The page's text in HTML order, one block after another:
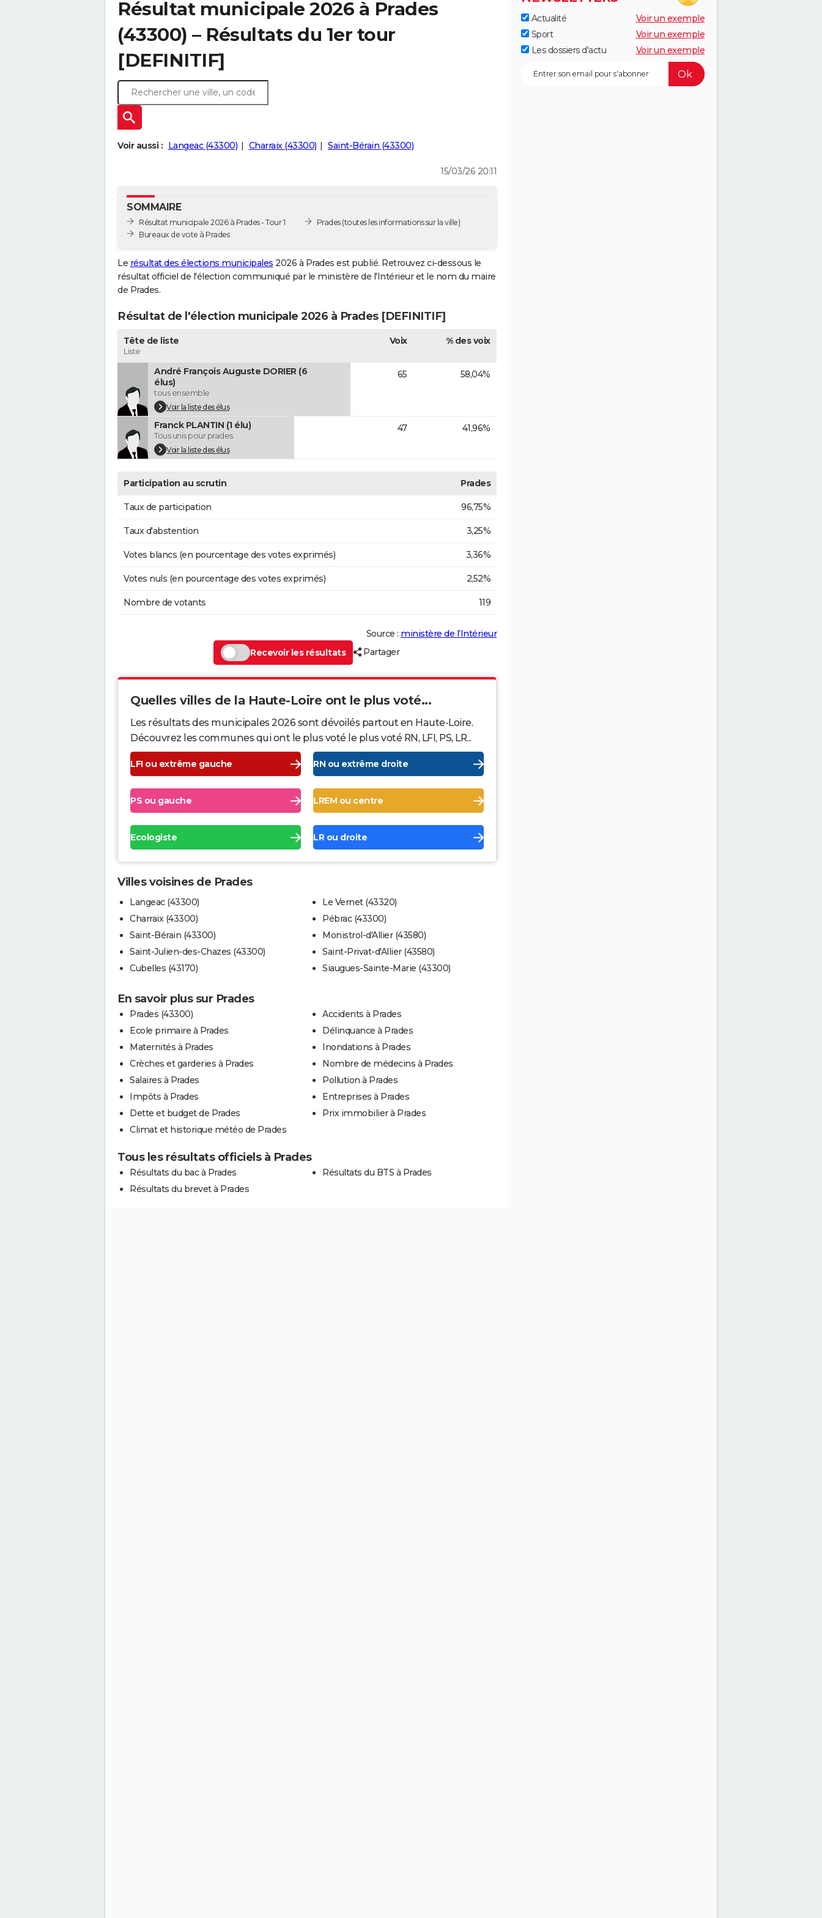
Résultat municipale 2026 à Prades
(43300) – Résultats du 1er tour
[DEFINITIF]
Voir aussi : Langeac (43300) Charraix (43300) Saint-Bérain (43300)
15/03/26 20:11
SOMMAIRE
Résultat municipale 2026 à Prades - Tour 1
Bureaux de vote à Prades
Prades(toutes les informations sur la ville)
Le résultat des élections municipales 2026 à Prades est publié. Retrouvez ci-dessous le
résultat officiel de l'élection communiqué par le ministère de l'Intérieur et le nom du maire
de Prades.
Résultat de l'élection municipale 2026 à Prades [DEFINITIF]
Tête de liste
Liste
Voix % des voix
André François Auguste DORIER (6
élus)
tous ensemble
Voir la liste des élus
65 58,04%
Franck PLANTIN (1 élu)
Tous unis pour prades
Voir la liste des élus
47 41,96%
Participation au scrutin Prades
Taux de participation 96,75%
Taux d'abstention 3,25%
Votes blancs (en pourcentage des votes exprimés) 3,36%
Votes nuls (en pourcentage des votes exprimés) 2,52%
Nombre de votants 119
Source : ministère de l’Intérieur
Recevoir les résultats
Partager
Quelles villes de la Haute-Loire ont le plus voté...
Les résultats des municipales 2026 sont dévoilés partout en Haute-Loire.
Découvrez les communes qui ont le plus voté le plus voté RN, LFI, PS, LR...
LFI ou extrême gauche RN ou extrême droite
PS ou gauche LREM ou centre
Ecologiste LR ou droite
Villes voisines de Prades
Langeac (43300)
Charraix (43300)
Saint-Bérain (43300)
Saint-Julien-des-Chazes (43300)
Cubelles (43170)
Le Vernet (43320)
Pébrac (43300)
Monistrol-d'Allier (43580)
Saint-Privat-d'Allier (43580)
Siaugues-Sainte-Marie (43300)
En savoir plus sur Prades
Prades (43300)
Ecole primaire à Prades
Maternités à Prades
Crèches et garderies à Prades
Salaires à Prades
Impôts à Prades
Dette et budget de Prades
Climat et historique météo de Prades
Accidents à Prades
Délinquance à Prades
Inondations à Prades
Nombre de médecins à Prades
Pollution à Prades
Entreprises à Prades
Prix immobilier à Prades
Tous les résultats officiels à Prades
Résultats du bac à Prades
Résultats du brevet à Prades
Résultats du BTS à Prades
Actualité
Voir un exemple
Sport
Voir un exemple
Les dossiers d'actu
Voir un exemple